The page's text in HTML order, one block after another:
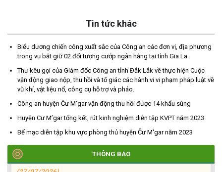
Tin tức khác
Biểu dương chiến công xuất sắc của Công an các đơn vị, địa phương
trong vụ bắt giữ 02 đối tượng cướp ngân hàng tại tỉnh Gia La
Thư kêu gọi của Giám đốc Công an tỉnh Đắk Lắk về thực hiện Cuộc
vận động giao nộp, thu hồi và tố giác các hành vi vi phạm pháp luật về
vũ khí, vật liệu nổ, công cụ hỗ trợ và pháo.
Công an huyện Čư M’gar vận động thu hồi được 14 khẩu súng
Huyện Cư M’gar tổng kết, rút kinh nghiệm diễn tập KVPT năm 2023
Bế mạc diễn tập khu vực phòng thủ huyện Čư M'gar năm 2023
THÔNG BÁO
DANH TÍNH HÀI CỐT LIỆT SĨ
HỘI LIÊN HIỆP PHỤ NỮ XÃ THĂM, TẶNG QUÀ CÁC GIA ĐÌNH
(27/07/2026)
HỘI NGƯỜI CAO TUỔI XÃ CƯ M’GAR: SƠ KẾT CÔNG TÁC HỘI 6
NHẬP
(27/07/2026)